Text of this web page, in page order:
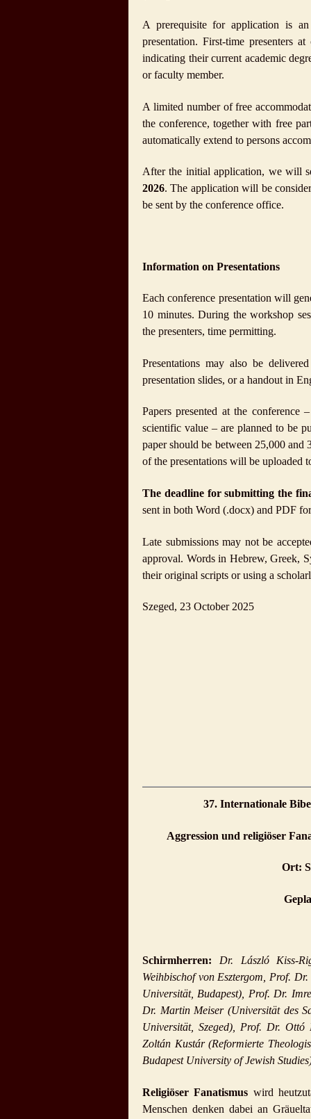
A prerequisite for application is
presentation. First-time presenters
indicating their current academic
or faculty member.
A limited number of free
the conference, together with free
automatically extend to persons
After the initial application, we will
2026. The application will be
be sent by the conference office.
Information on Presentations
Each conference presentation will
10 minutes. During the workshop
the presenters, time permitting.
Presentations may also be
presentation slides, or a handout in
Papers presented at the conference
scientific value – are planned to be
paper should be between 25,000 and
of the presentations will be uploaded
The deadline for submitting the
sent in both Word (.docx) and PDF
Late submissions may not be
approval. Words in Hebrew, Greek,
their original scripts or using a
Szeged, 23 October 2025
37. Internationale
Aggression und religiöser
Ort:
Schirmherren:
Dr. László Kiss-
Weihbischof von Esztergom, Prof.
Universität, Budapest), Prof. Dr.
Dr. Martin Meiser (Universität des
Universität, Szeged), Prof. Dr. Ottó
Zoltán Kustár (Reformierte
Budapest University of Jewish
Religiöser Fanatismus wird
Menschen denken dabei an